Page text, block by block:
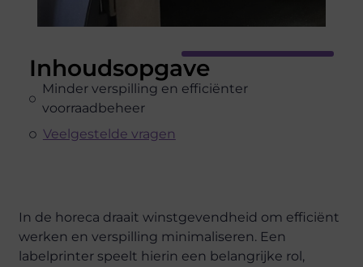
Inhoudsopgave
Minder verspilling en efficiënter
voorraadbeheer
Veelgestelde vragen
In de horeca draait winstgevendheid om efficiënt
werken en verspilling minimaliseren. Een
labelprinter speelt hierin een belangrijke rol,